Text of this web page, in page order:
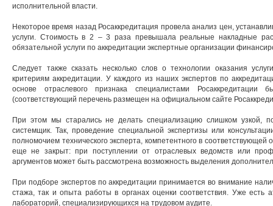
исполнительной власти.
Некоторое время назад Росаккредитация провела анализ цен,
услуги. Стоимость в 2 – 3 раза превышала реальные накладные
обязательной услуги по аккредитации экспертные организации
Следует также сказать несколько слов о технологии оказания
критериям аккредитации. У каждого из наших экспертов по
основе отраслевого признака специалистами
(соответствующий перечень размещен на официальном сайте
При этом мы старались не делать специализацию слишком узкой,
системщик. Так, проведение специальной экспертизы или
полномочием технического эксперта, компетентного в
еще не закрыт: при поступлении от отраслевых ведомств или
аргументов может быть рассмотрена возможность выделения
При подборе экспертов по аккредитации принимается во внимание
стажа, так и опыта работы в органах оценки соответствия. Уже есть
лабораторий, специализирующихся на трудовом аудите.